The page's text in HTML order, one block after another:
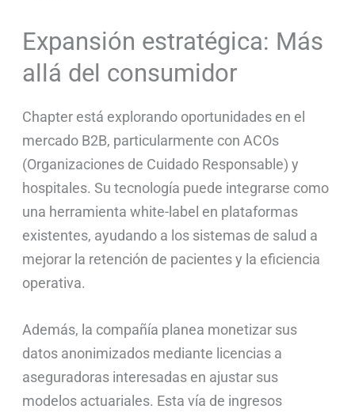
Expansión estratégica: Más
allá del consumidor
Chapter está explorando oportunidades en el
mercado B2B, particularmente con ACOs
(Organizaciones de Cuidado Responsable) y
hospitales. Su tecnología puede integrarse como
una herramienta white-label en plataformas
existentes, ayudando a los sistemas de salud a
mejorar la retención de pacientes y la eficiencia
operativa.
Además, la compañía planea monetizar sus
datos anonimizados mediante licencias a
aseguradoras interesadas en ajustar sus
modelos actuariales. Esta vía de ingresos